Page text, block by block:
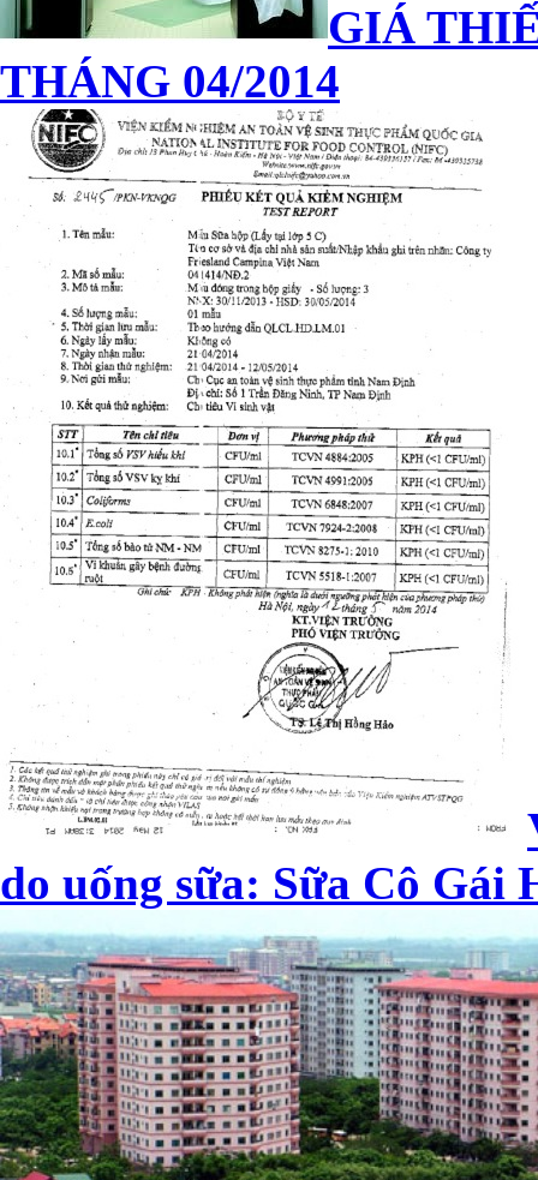
GIÁ
THÁNG 04/2014
do uống sữa: Sữa Cô Gái